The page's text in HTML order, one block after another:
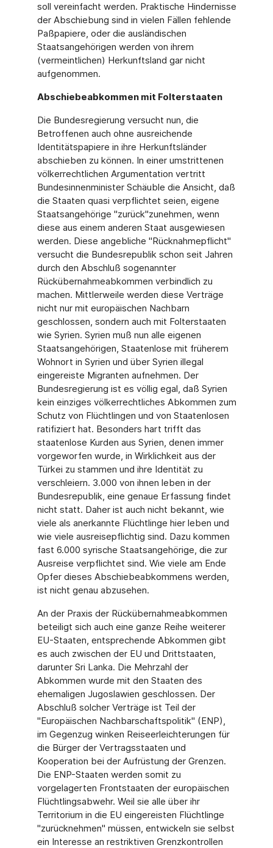
soll vereinfacht werden. Praktische Hindernisse
der Abschiebung sind in vielen Fällen fehlende
Paßpapiere, oder die ausländischen
Staatsangehörigen werden von ihrem
(vermeintlichen) Herkunftsland gar nicht
aufgenommen.
Abschiebeabkommen mit Folterstaaten
Die Bundesregierung versucht nun, die
Betroffenen auch ohne ausreichende
Identitätspapiere in ihre Herkunftsländer
abschieben zu können. In einer umstrittenen
völkerrechtlichen Argumentation vertritt
Bundesinnenminister Schäuble die Ansicht, daß
die Staaten quasi verpflichtet seien, eigene
Staatsangehörige "zurück"zunehmen, wenn
diese aus einem anderen Staat ausgewiesen
werden. Diese angebliche "Rücknahmepflicht"
versucht die Bundesrepublik schon seit Jahren
durch den Abschluß sogenannter
Rückübernahmeabkommen verbindlich zu
machen. Mittlerweile werden diese Verträge
nicht nur mit europäischen Nachbarn
geschlossen, sondern auch mit Folterstaaten
wie Syrien. Syrien muß nun alle eigenen
Staatsangehörigen, Staatenlose mit früherem
Wohnort in Syrien und über Syrien illegal
eingereiste Migranten aufnehmen. Der
Bundesregierung ist es völlig egal, daß Syrien
kein einziges völkerrechtliches Abkommen zum
Schutz von Flüchtlingen und von Staatenlosen
ratifiziert hat. Besonders hart trifft das
staatenlose Kurden aus Syrien, denen immer
vorgeworfen wurde, in Wirklichkeit aus der
Türkei zu stammen und ihre Identität zu
verschleiern. 3.000 von ihnen leben in der
Bundesrepublik, eine genaue Erfassung findet
nicht statt. Daher ist auch nicht bekannt, wie
viele als anerkannte Flüchtlinge hier leben und
wie viele ausreisepflichtig sind. Dazu kommen
fast 6.000 syrische Staatsangehörige, die zur
Ausreise verpflichtet sind. Wie viele am Ende
Opfer dieses Abschiebeabkommens werden,
ist nicht genau abzusehen.
An der Praxis der Rückübernahmeabkommen
beteiligt sich auch eine ganze Reihe weiterer
EU-Staaten, entsprechende Abkommen gibt
es auch zwischen der EU und Drittstaaten,
darunter Sri Lanka. Die Mehrzahl der
Abkommen wurde mit den Staaten des
ehemaligen Jugoslawien geschlossen. Der
Abschluß solcher Verträge ist Teil der
"Europäischen Nachbarschaftspolitik" (ENP),
im Gegenzug winken Reiseerleichterungen für
die Bürger der Vertragsstaaten und
Kooperation bei der Aufrüstung der Grenzen.
Die ENP-Staaten werden somit zu
vorgelagerten Frontstaaten der europäischen
Flüchtlingsabwehr. Weil sie alle über ihr
Territorium in die EU eingereisten Flüchtlinge
"zurücknehmen" müssen, entwickeln sie selbst
ein Interesse an restriktiven Grenzkontrollen